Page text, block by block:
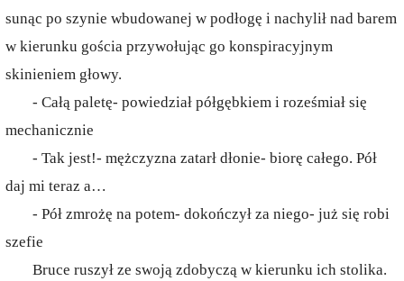
sunąc po szynie wbudowanej w podłogę i nachylił nad barem
w kierunku gościa przywołując go konspiracyjnym
skinieniem głowy.
- Całą paletę- powiedział półgębkiem i roześmiał się
mechanicznie
- Tak jest!- mężczyzna zatarł dłonie- biorę całego. Pół
daj mi teraz a…
- Pół zmrożę na potem- dokończył za niego- już się robi
szefie
Bruce ruszył ze swoją zdobyczą w kierunku ich stolika.